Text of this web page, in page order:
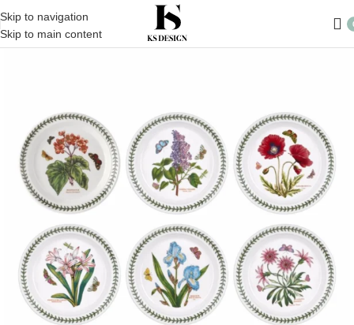
Skip to navigation
Skip to main content